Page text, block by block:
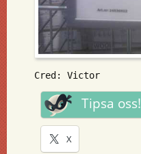
Cred: Victor
Tipsa oss!
X